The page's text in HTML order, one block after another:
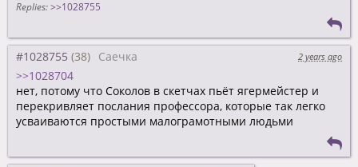
Replies: >>1028755
#1028755 Саечка 2 years ago
>>1028704
нет, потому что Соколов в скетчах пьёт ягермейстер и
перекривляет послания профессора, которые так легко
усваиваются простыми малограмотными людьми